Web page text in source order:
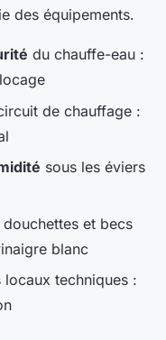
des équipements.
du chauffe-eau :
de chauffage :
sous les éviers
douchettes et becs
blanc
locaux techniques :